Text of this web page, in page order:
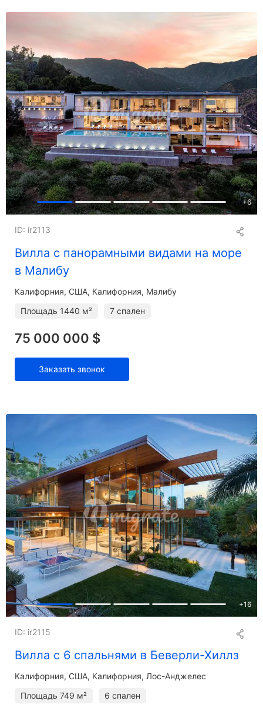
+6
Вилла с панорамными видами на море
в Малибу
ID: ir2113
Калифорния США, Калифорния, Малибу
Площадь 1440 м² 7 спален
75 000 000 $
Заказать звонок
+16
Вилла с 6 спальнями в Беверли-Хиллз
ID: ir2115
Калифорния США, Калифорния, Лос-Анджелес
Площадь 749 м² 6 спален